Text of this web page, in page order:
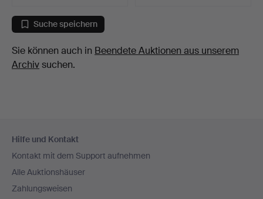
Suche speichern
Sie können auch in Beendete Auktionen aus unserem
Archivsuchen.
Navigation
Hilfe und Kontakt
Kontakt mit dem Support aufnehmen
Alle Auktionshäuser
Zahlungsweisen